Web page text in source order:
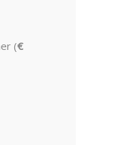
(€